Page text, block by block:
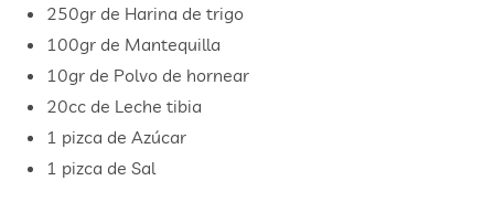
250gr de Harina de trigo
100gr de Mantequilla
10gr de Polvo de hornear
20cc de Leche tibia
1 pizca de Azúcar
1 pizca de Sal